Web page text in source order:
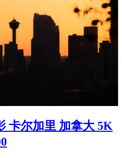
卡尔加里 加拿大 5K